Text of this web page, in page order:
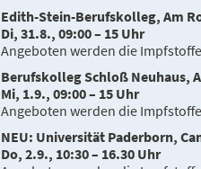
Edith-Stein-Berufskolleg, Am
Di, 31.8., 09:00 – 15 Uhr
Angeboten werden die
Berufskolleg Schloß Neuhaus,
Mi, 1.9., 09:00 – 15 Uhr
Angeboten werden die
NEU: Universität Paderborn,
Do, 2.9., 10:30 – 16.30 Uhr